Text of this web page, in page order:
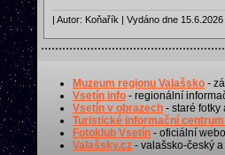
| Autor: Koňařík | Vydáno dne 15.6.2026
Muzeum regionu Valašsko -
Vsetín info - regionální
Vsetín v obrazech - staré fotky
Turistické informační
Fotoklub Vsetín - oficiální
Valašsky.cz - valašsko-český